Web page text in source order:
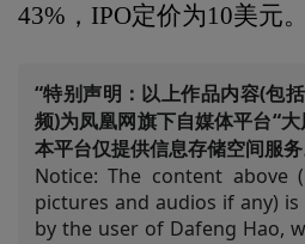
43%，IPO定价为10美元。
“特别声明：以上作品内容(包
频)为凤凰网旗下自媒体平台“大
本平台仅提供信息存储空间服务
Notice: The content above
pictures and audios if any)
by the user of Dafeng Hao,